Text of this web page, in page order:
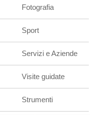
Fotografia
Sport
Servizi e Aziende
Visite guidate
Strumenti